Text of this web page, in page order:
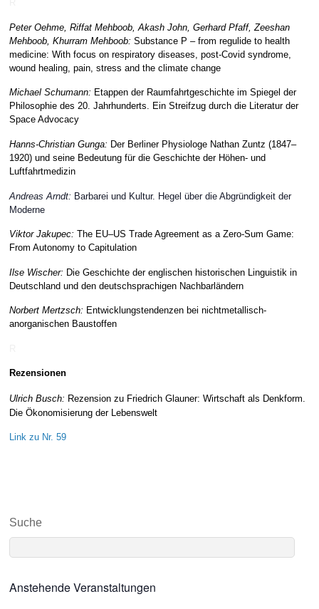
Peter Oehme, Riffat Mehboob, Akash John, Gerhard Pfaff, Zeeshan
Mehboob, Khurram Mehboob:Substance P – from regulide to health
medicine: With focus on respiratory diseases, post-Covid syndrome,
wound healing, pain, stress and the climate change
Michael Schumann: Etappen der Raumfahrtgeschichte im Spiegel der
Philosophie des 20. Jahrhunderts. Ein Streifzug durch die Literatur der
Space Advocacy
Hanns-Christian Gunga: Der Berliner Physiologe Nathan Zuntz (1847–
1920) und seine Bedeutung für die Geschichte der Höhen- und
Luftfahrtmedizin
Andreas Arndt: Barbarei und Kultur. Hegel über die Abgründigkeit der
Moderne
Viktor Jakupec:The EU–US Trade Agreement as a Zero-Sum Game:
From Autonomy to Capitulation
Ilse Wischer: Die Geschichte der englischen historischen Linguistik in
Deutschland und den deutschsprachigen Nachbarländern
Norbert Mertzsch: Entwicklungstendenzen bei nichtmetallisch-
anorganischen Baustoffen
Rezensionen
Ulrich Busch: Rezension zu Friedrich Glauner:Wirtschaft als Denkform.
Die Ökonomisierung der Lebenswelt
Link zu Nr. 59
Suche
Anstehende Veranstaltungen